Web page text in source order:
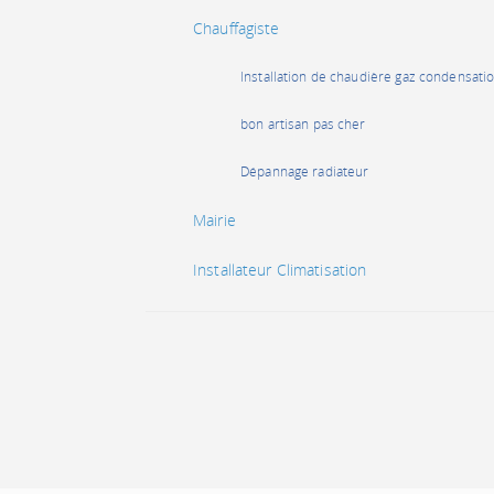
Chauffagiste
Installation de chaudière gaz
bon artisan pas cher
Dépannage radiateur
Mairie
Installateur Climatisation